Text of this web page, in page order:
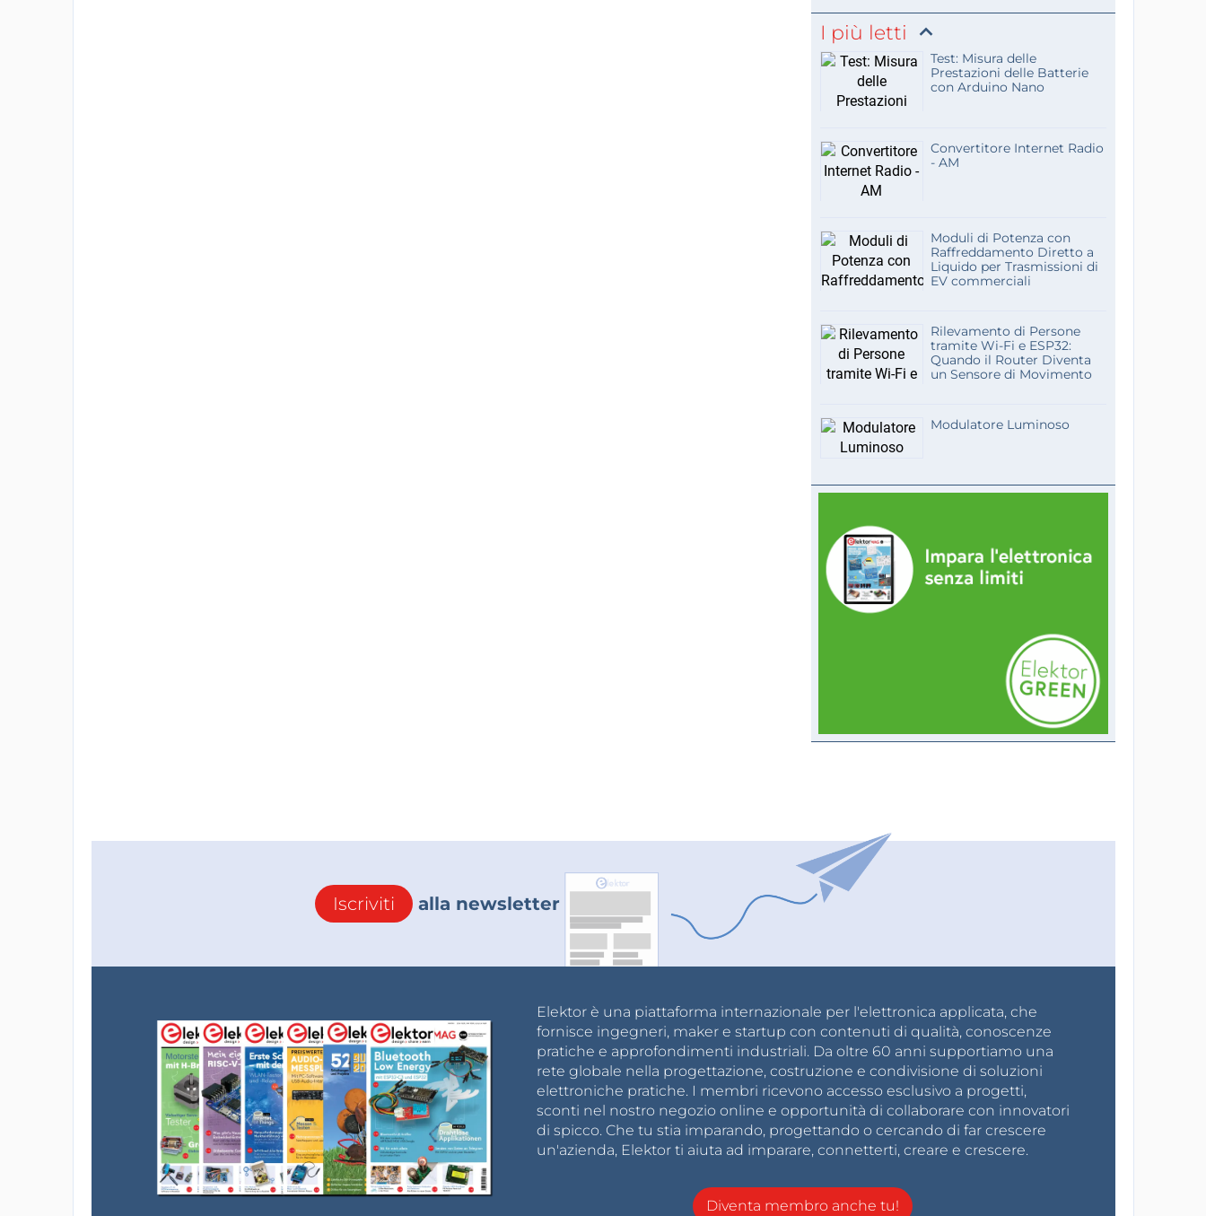
I più letti
Test: Misura delle
Prestazioni delle Batterie
con Arduino Nano
Convertitore Internet Radio
- AM
Moduli di Potenza con
Raffreddamento Diretto a
Liquido per Trasmissioni di
EV commerciali
Rilevamento di Persone
tramite Wi-Fi e ESP32:
Quando il Router Diventa
un Sensore di Movimento
Modulatore Luminoso
Iscriviti alla newsletter
Elektor è una piattaforma internazionale per l'elettronica applicata, che
fornisce ingegneri, maker e startup con contenuti di qualità, conoscenze
pratiche e approfondimenti industriali. Da oltre 60 anni supportiamo una
rete globale nella progettazione, costruzione e condivisione di soluzioni
elettroniche pratiche. I membri ricevono accesso esclusivo a progetti,
sconti nel nostro negozio online e opportunità di collaborare con innovatori
di spicco. Che tu stia imparando, progettando o cercando di far crescere
un'azienda, Elektor ti aiuta ad imparare, connetterti, creare e crescere.
Diventa membro anche tu!